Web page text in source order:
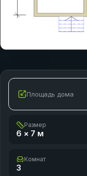
Площадь дома
Размер
6 × 7 м
Комнат
3